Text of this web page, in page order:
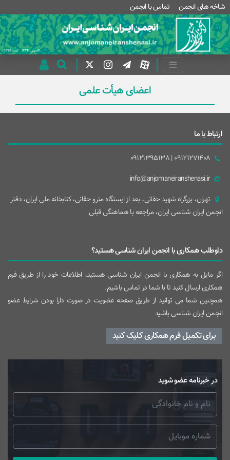
شاخه های انجمن تماس با انجمن
اعضای هیأت علمی
ارتباط با ما
09121271408 | 09121395138
info@anjomaneiranshenasi.ir
تهران، بزرگراه شهيد حقانی، بعد از ايستگاه مترو حقانی، کتابخانه ملی ایران، دفتر
انجمن ایران شناسی ایران، مراجعه با هماهنگی قبلی
داوطلب همکاری با انجمن ایران شناسی هستید؟
اگر مایل به همکاری با انجمن ایران شناسی هستید، اطلاعات خود را از طریق فرم
همکاری ارسال کنید تا با شما در تماس باشیم.
همچنین شما می توانید از طریق صفحه عضویت در صورت دارا بودن شرایط عضو
انجمن ایران شناسی باشید
برای تکمیل فرم همکاری کلیک کنید
در خبرنامه عضو شوید